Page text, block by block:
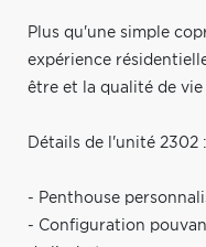
Plus qu'une simple
expérience
être et la qualité de
Détails de l'unité 2302 :
- Penthouse
- Configuration